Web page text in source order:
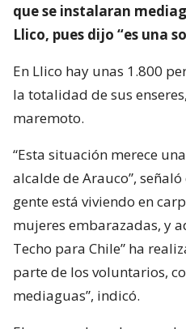
que se instalaran
Llico, pues dijo “es una
En Llico hay unas 1.800
la totalidad de sus
maremoto.
“Esta situación merece
alcalde de Arauco”,
gente está viviendo en
mujeres embarazadas, y
Techo para Chile” ha
parte de los voluntarios,
mediaguas”, indicó.